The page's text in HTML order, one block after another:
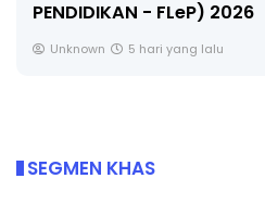
🔴 [LIVE] MATEMATIK SR,
CIKGU ANITA #ALLINONE
SEGMEN KHAS